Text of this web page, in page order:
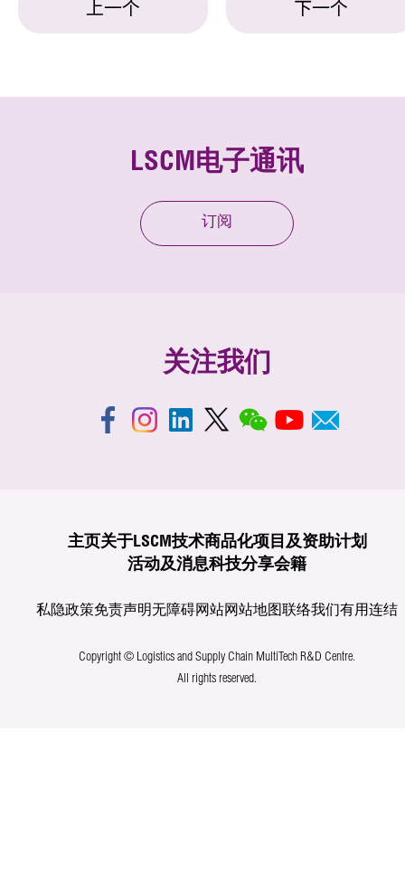
上一个 下一个
LSCM电子通讯
订阅
关注我们
主页关于LSCM技术商品化项目及资助计划
活动及消息科技分享会籍
私隐政策免责声明无障碍网站网站地图联络我们有用连结
Copyright © Logistics and Supply Chain MultiTech R&D Centre.
All rights reserved.